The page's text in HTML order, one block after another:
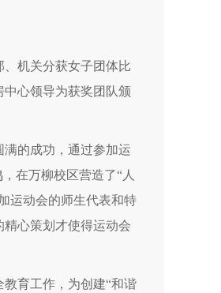
机关分获女子团体比
心领导为获奖团队颁
的成功，通过参加运
在万柳校区营造了“人
运动会的师生代表和特
心策划才使得运动会
育工作，为创建“和谐